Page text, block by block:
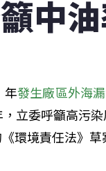
中
年發生廠區外海
立委呼籲高污
環境責任法》草